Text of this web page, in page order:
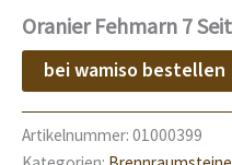
Oranier Fehmarn 7
bei wamiso bestellen
Artikelnummer: 01000399